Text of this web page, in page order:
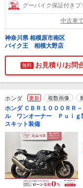
グーバイク保証付きプ
中古車
神奈川県 相模原市南区
バイク王 相模大野店
無料 お見積り/お問
ホンダ 更新 複数画像
ホンダ ＣＢＲ１０００Ｒ
ル ワンオーナー Ｐｕｉｇ
スキット装備